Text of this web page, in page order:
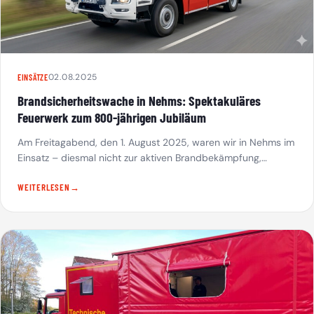
EINSÄTZE02.08.2025
Brandsicherheitswache in Nehms: Spektakuläres
Feuerwerk zum 800-jährigen Jubiläum
Am Freitagabend, den 1. August 2025, waren wir in Nehms im
Einsatz – diesmal nicht zur aktiven Brandbekämpfung,…
WEITERLESEN